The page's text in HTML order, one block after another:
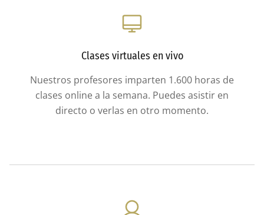
Clases virtuales en vivo
Nuestros profesores imparten 1.600 horas de
clases online a la semana. Puedes asistir en
directo o verlas en otro momento.